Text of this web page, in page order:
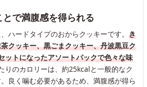
とで満腹感を得られる
ハードタイプのおからクッキーです。 き
クッキー、黒ごまクッキー、丹波黒豆ク
ットになったアソートパックで色々な味
りのカロリーは、約25kcalと一般的なク
良く噛む必要があるため、満腹感が得ら